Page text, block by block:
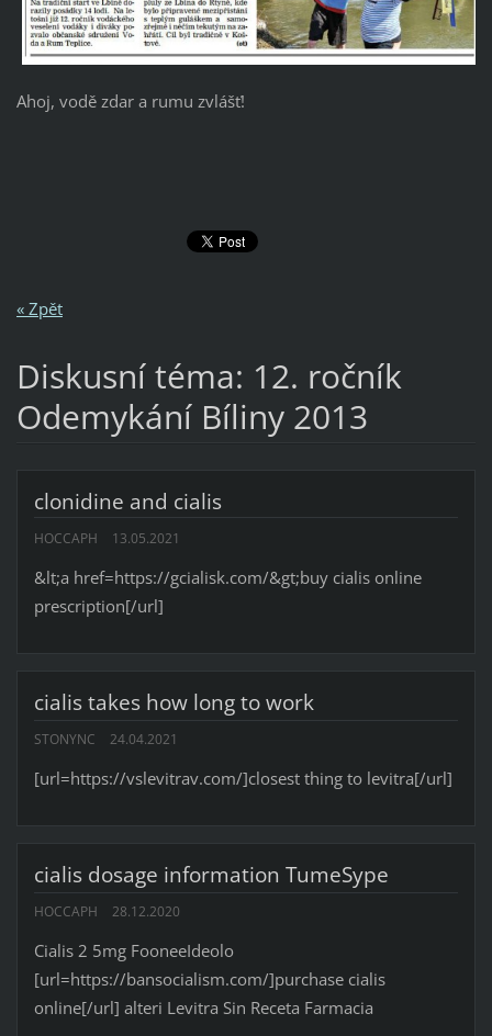
Ahoj, vodě zdar a rumu zvlášť!
« Zpět
Diskusní téma: 12. ročník
Odemykání Bíliny 2013
clonidine and cialis
HOCCAPH 13.05.2021
&lt;a href=https://gcialisk.com/&gt;buy cialis online
prescription[/url]
cialis takes how long to work
STONYNC 24.04.2021
[url=https://vslevitrav.com/]closest thing to levitra[/url]
cialis dosage information TumeSype
HOCCAPH 28.12.2020
Cialis 2 5mg FooneeIdeolo
[url=https://bansocialism.com/]purchase cialis
online[/url] alteri Levitra Sin Receta Farmacia